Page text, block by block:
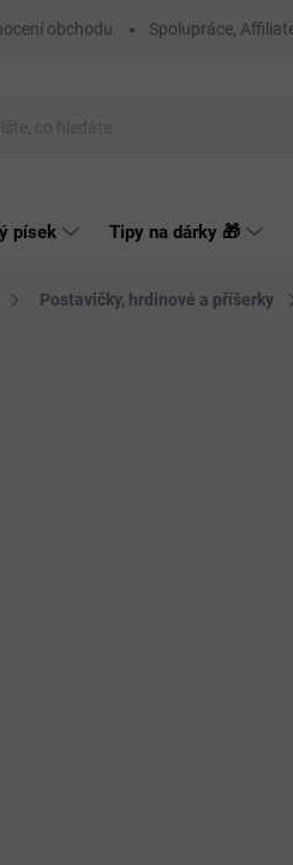
obchodu Spolupráce,
písek Tipy na dárky 🎁
Postavičky, hrdinové a příšerky